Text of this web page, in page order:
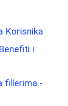
Korisnika
i
fillerima -